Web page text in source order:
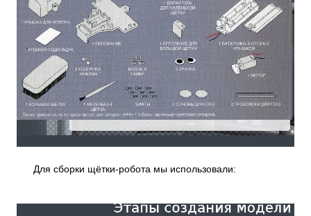
Для сборки щётки-робота мы использовали: